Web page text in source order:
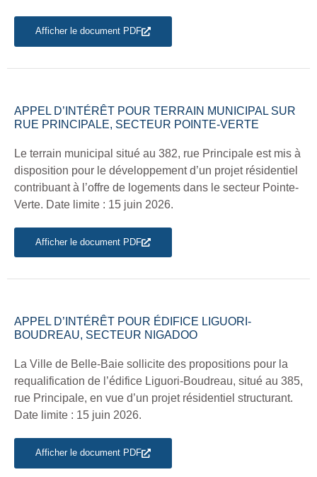
Afficher le document PDF
APPEL D’INTÉRÊT POUR TERRAIN MUNICIPAL SUR
RUE PRINCIPALE, SECTEUR POINTE-VERTE
Le terrain municipal situé au 382, rue Principale est mis à
disposition pour le développement d’un projet résidentiel
contribuant à l’offre de logements dans le secteur Pointe-
Verte. Date limite : 15 juin 2026.
Afficher le document PDF
APPEL D’INTÉRÊT POUR ÉDIFICE LIGUORI-
BOUDREAU, SECTEUR NIGADOO
La Ville de Belle-Baie sollicite des propositions pour la
requalification de l’édifice Liguori-Boudreau, situé au 385,
rue Principale, en vue d’un projet résidentiel structurant.
Date limite : 15 juin 2026.
Afficher le document PDF